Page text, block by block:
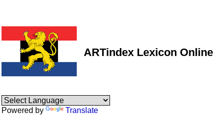
ARTindex Lexicon Online
Powered by Translate